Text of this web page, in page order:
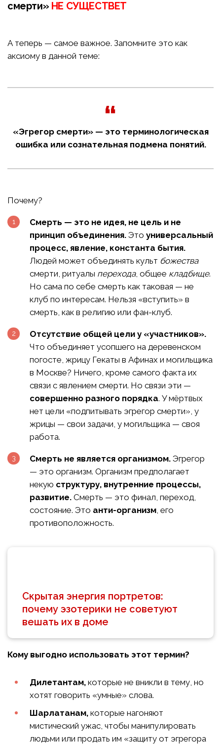
смерти» НЕ СУЩЕСТВЕТ
А теперь — самое важное. Запомните это как
аксиому в данной теме:
«Эгрегор смерти» — это терминологическая
ошибка или сознательная подмена понятий.
Почему?
Смерть — это не идея, не цель и не
принцип объединения. Это универсальный
процесс, явление, константа бытия.
Людей может объединять культ божества
смерти, ритуалы перехода, общее кладбище.
Но сама по себе смерть как таковая — не
клуб по интересам. Нельзя «вступить» в
смерть, как в религию или фан-клуб.
Отсутствие общей цели у «участников».
Что объединяет усопшего на деревенском
погосте, жрицу Гекаты в Афинах и могильщика
в Москве? Ничего, кроме самого факта их
связи с явлением смерти. Но связи эти —
совершенно разного порядка. У мёртвых
нет цели «подпитывать эгрегор смерти», у
жрицы — свои задачи, у могильщика — своя
работа.
Смерть не является организмом. Эгрегор
— это организм. Организм предполагает
некую структуру, внутренние процессы,
развитие. Смерть — это финал, переход,
состояние. Это анти-организм, его
противоположность.
Скрытая энергия портретов:
почему эзотерики не советуют
вешать их в доме
Кому выгодно использовать этот термин?
Дилетантам, которые не вникли в тему, но
хотят говорить «умные» слова.
Шарлатанам, которые нагоняют
мистический ужас, чтобы манипулировать
людьми или продать им «защиту от эгрегора